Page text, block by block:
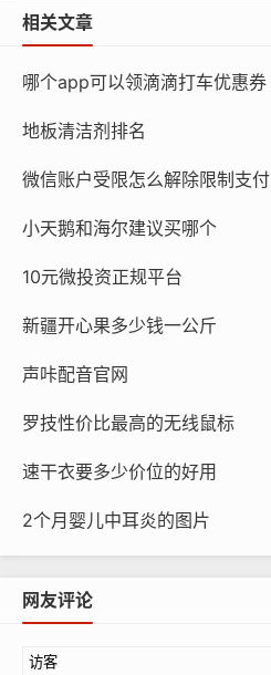
相关文章
哪个app可以领滴滴打车优惠券
地板清洁剂排名
微信账户受限怎么解除限制支付
小天鹅和海尔建议买哪个
10元微投资正规平台
新疆开心果多少钱一公斤
声咔配音官网
罗技性价比最高的无线鼠标
速干衣要多少价位的好用
2个月婴儿中耳炎的图片
网友评论